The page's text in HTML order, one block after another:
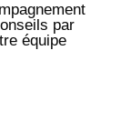
par
équipe